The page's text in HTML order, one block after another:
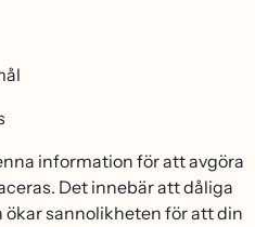
information för att avgöra
Det innebär att dåliga
sannolikheten för att din